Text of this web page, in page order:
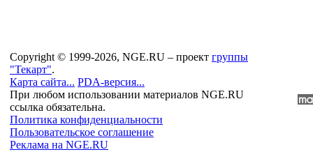
Copyright © 1999-2026, NGE.RU – проект группы
"Текарт".
Карта сайта... PDA-версия...
При любом использовании материалов NGE.RU
ссылка обязательна.
Политика конфиденциальности
Пользовательское соглашение
Реклама на NGE.RU